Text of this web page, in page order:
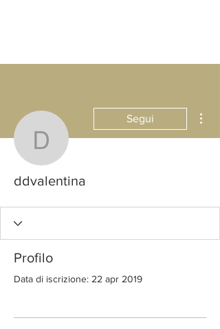
ddvalentina
Segui
ddvalentina
Profilo
Data di iscrizione: 22 apr 2019